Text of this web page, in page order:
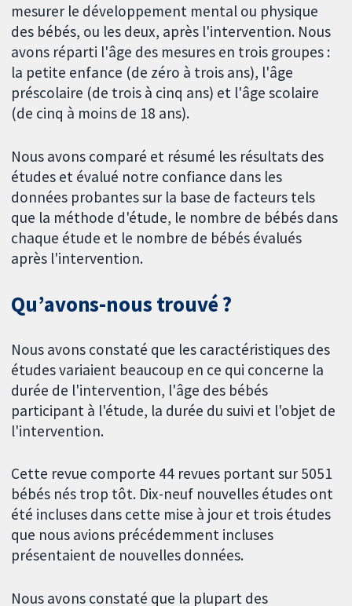
mesurer le développement mental ou physique
des bébés, ou les deux, après l'intervention. Nous
avons réparti l'âge des mesures en trois groupes :
la petite enfance (de zéro à trois ans), l'âge
préscolaire (de trois à cinq ans) et l'âge scolaire
(de cinq à moins de 18 ans).
Nous avons comparé et résumé les résultats des
études et évalué notre confiance dans les
données probantes sur la base de facteurs tels
que la méthode d'étude, le nombre de bébés dans
chaque étude et le nombre de bébés évalués
après l'intervention.
Qu’avons-nous trouvé ?
Nous avons constaté que les caractéristiques des
études variaient beaucoup en ce qui concerne la
durée de l'intervention, l'âge des bébés
participant à l'étude, la durée du suivi et l'objet de
l'intervention.
Cette revue comporte 44 revues portant sur 5051
bébés nés trop tôt. Dix-neuf nouvelles études ont
été incluses dans cette mise à jour et trois études
que nous avions précédemment incluses
présentaient de nouvelles données.
Nous avons constaté que la plupart des